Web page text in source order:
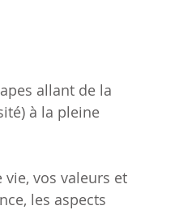
allant de la
à la pleine
vos valeurs et
les aspects